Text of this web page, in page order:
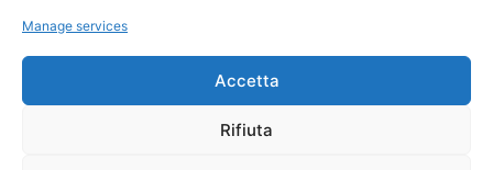
Manage services
Accetta
Rifiuta
Skoda Enyaq iV 60 Sportline